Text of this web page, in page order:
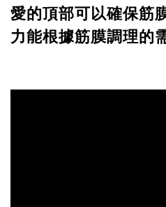
愛的頂部可以確保筋
力能根據筋膜調理的